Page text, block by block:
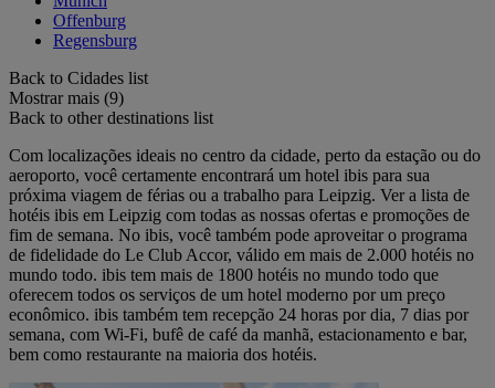
Offenburg
Regensburg
Back to Cidades list
Mostrar mais (9)
Back to other destinations list
Com localizações ideais no centro da cidade, perto da estação ou do
aeroporto, você certamente encontrará um hotel ibis para sua
próxima viagem de férias ou a trabalho para Leipzig. Ver a lista de
hotéis ibis em Leipzig com todas as nossas ofertas e promoções de
fim de semana. No ibis, você também pode aproveitar o programa
de fidelidade do Le Club Accor, válido em mais de 2.000 hotéis no
mundo todo. ibis tem mais de 1800 hotéis no mundo todo que
oferecem todos os serviços de um hotel moderno por um preço
econômico. ibis também tem recepção 24 horas por dia, 7 dias por
semana, com Wi-Fi, bufê de café da manhã, estacionamento e bar,
bem como restaurante na maioria dos hotéis.